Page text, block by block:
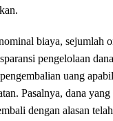
biaya, sejumlah
pengelolaan
uang
Pasalnya, dana
dengan alasan